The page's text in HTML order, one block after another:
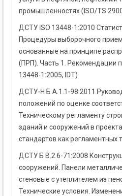
промышленностях (ISO/TS
ДСТУ ISO 13448-1:2010
Процедуры выборочного
основанные на принципе
(ПРП). Часть 1. Рекомендации
13448-1:2005, IDT)
ДСТУ-Н Б А.1.1-98:2011
положений по оценке
Техническому регламенту
зданий и сооружений в
стандартов как регламентных
ДСТУ Б В.2.6-71:2008
сооружений. Панели
стеновые с утеплителем из
Технические условия.